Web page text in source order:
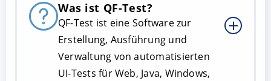
Was ist QF-Test?
QF-Test ist eine Software zur
Erstellung, Ausführung und
Verwaltung von automatisierten
UI-Tests für Web, Java, Windows,